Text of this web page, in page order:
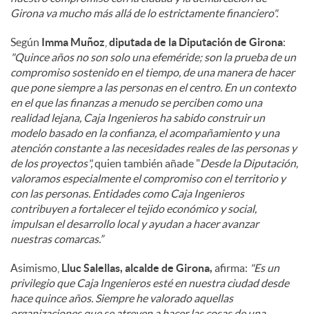
Girona va mucho más allá de lo estrictamente financiero".
Según Imma Muñoz diputada de la Diputación de Girona:
"Quince años no son solo una efeméride; son la prueba de un
compromiso sostenido en el tiempo, de una manera de hacer
que pone siempre a las personas en el centro. En un contexto
en el que las finanzas a menudo se perciben como una
realidad lejana, Caja Ingenieros ha sabido construir un
modelo basado en la confianza, el acompañamiento y una
atención constante a las necesidades reales de las personas y
de los proyectos",quien también añade "Desde la Diputación,
valoramos especialmente el compromiso con el territorio y
con las personas. Entidades como Caja Ingenieros
contribuyen a fortalecer el tejido económico y social,
impulsan el desarrollo local y ayudan a hacer avanzar
nuestras comarcas.”
Asimismo, Lluc Salellas, alcalde de Girona, afirma: "Es un
privilegio que Caja Ingenieros esté en nuestra ciudad desde
hace quince años. Siempre he valorado aquellas